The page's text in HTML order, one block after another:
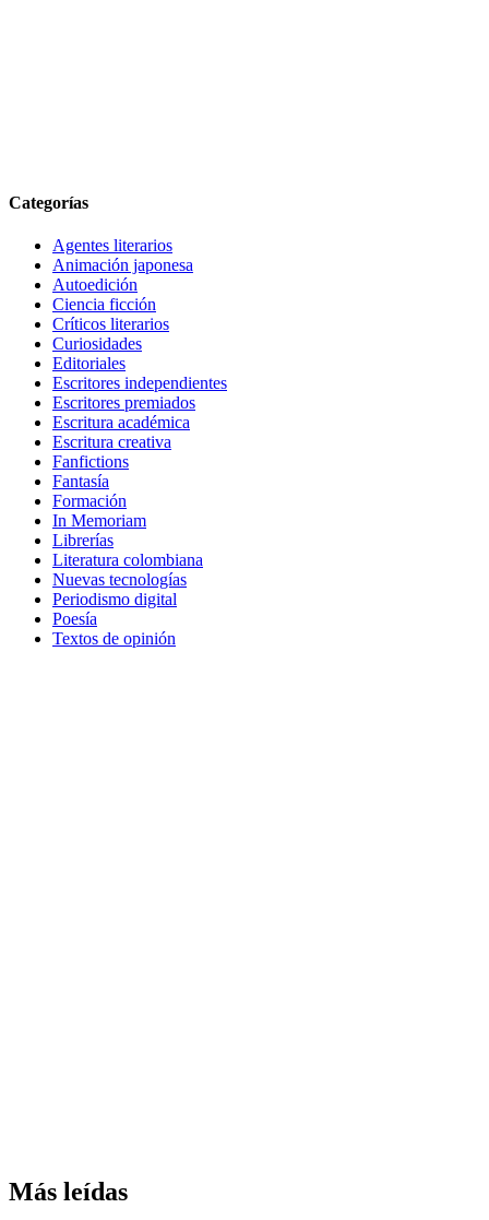
Categorías
Agentes literarios
Animación japonesa
Autoedición
Ciencia ficción
Críticos literarios
Curiosidades
Editoriales
Escritores independientes
Escritores premiados
Escritura académica
Escritura creativa
Fanfictions
Fantasía
Formación
In Memoriam
Librerías
Literatura colombiana
Nuevas tecnologías
Periodismo digital
Poesía
Textos de opinión
Más leídas